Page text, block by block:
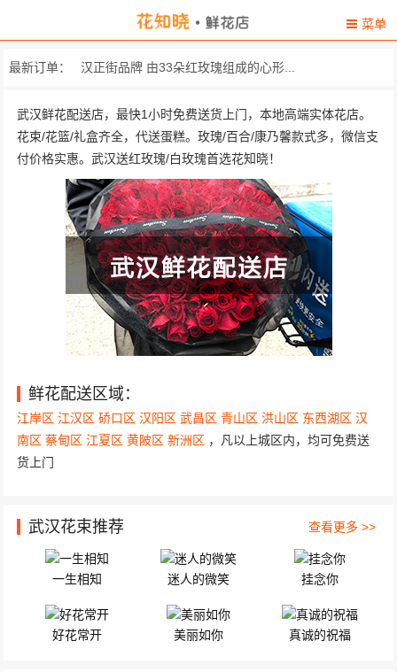
菜单
最新订单： 汉正街品牌 由33朵红玫瑰组成的心形...
汉口前进一路东泰和酒店 11朵粉玫瑰，黄莺，满天...
武汉鲜花配送店，最快1小时免费送货上门，本地高端实体花店。
花束/花篮/礼盒齐全，代送蛋糕。玫瑰/百合/康乃馨款式多，微信支
付价格实惠。武汉送红玫瑰/白玫瑰首选花知晓！
鲜花配送区域：
江岸区江汉区硚口区汉阳区武昌区青山区洪山区 东西湖区汉
南区蔡甸区江夏区黄陂区新洲区 ，凡以上城区内，均可免费送
货上门
武汉花束推荐 查看更多 >>
一生相知 迷人的微笑 挂念你
好花常开 美丽如你 真诚的祝福